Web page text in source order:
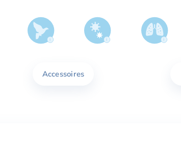
Accessoires